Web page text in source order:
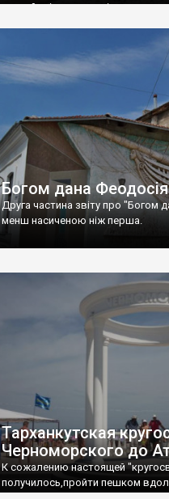
принаймні до цього літа.
Богом дана
Друга частина звіту про "Богом
менш насиченою ніж перша.
Тарханкутская
Черноморского до
К сожалению настоящей
получилось,пройти пешком